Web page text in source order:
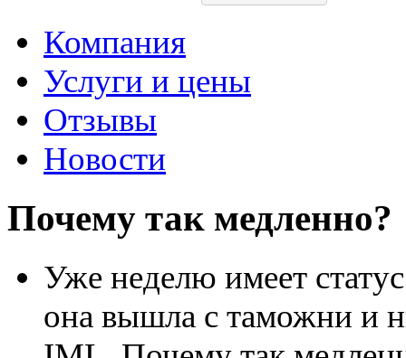
Компания
Услуги и цены
Отзывы
Новости
Почему так медленно?
Уже неделю имеет
она вышла с таможни и